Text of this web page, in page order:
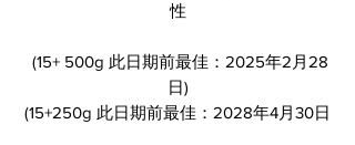
性
(15+ 500g 此日期前最佳：2025年2月28
日)
(15+250g 此日期前最佳：2028年4月30日